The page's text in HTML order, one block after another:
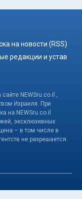
на новости (RSS)
редакции и устав
NEWSru.co.il ,
Израиля. При
на NEWSru.co.il
эксклюзивных
– в том числе в
не разрешается.